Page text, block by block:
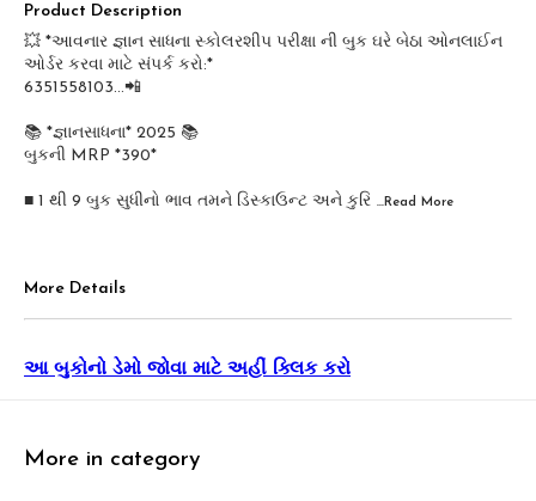
Product Description
💥 *આવનાર જ્ઞાન સાધના સ્કોલરશીપ પરીક્ષા ની બુક ઘરે બેઠા ઓનલાઈન
ઓર્ડર કરવા માટે સંપર્ક કરો:*
6351558103...📲
📚 *જ્ઞાનસાધના* 2025 📚
બુકની MRP *390*
■ 1 થી 9 બુક સુધીનો ભાવ તમને ડિસ્કાઉન્ટ અને કુરિ ...Read More
More Details
આ બુકોનો ડેમો જોવા માટે અહીં ક્લિક કરો
More in category